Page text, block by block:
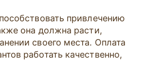
привлечению
она должна расти,
своего места. Оплата
работать качественно,